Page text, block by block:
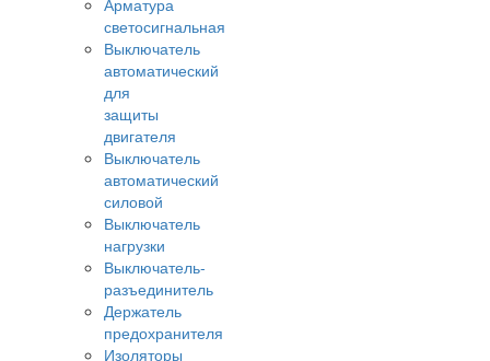
Арматура
светосигнальная
Выключатель
автоматический
для
защиты
двигателя
Выключатель
автоматический
силовой
Выключатель
нагрузки
Выключатель-
разъединитель
Держатель
предохранителя
Изоляторы